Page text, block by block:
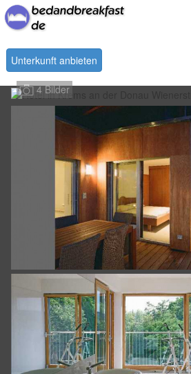
Unterkunft anbieten
4 Bilder